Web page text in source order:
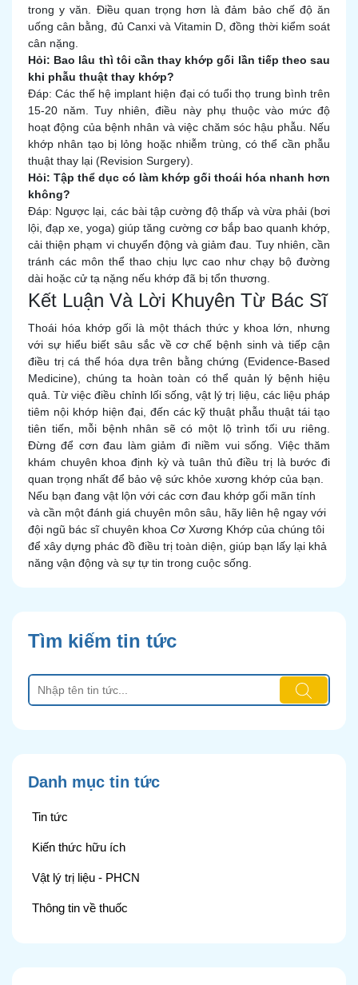
trong y văn. Điều quan trọng hơn là đảm bảo chế độ ăn
uống cân bằng, đủ Canxi và Vitamin D, đồng thời kiểm soát
cân nặng.
Hỏi: Bao lâu thì tôi cần thay khớp gối lần tiếp theo sau
khi phẫu thuật thay khớp?
Đáp: Các thế hệ implant hiện đại có tuổi thọ trung bình trên
15-20 năm. Tuy nhiên, điều này phụ thuộc vào mức độ
hoạt động của bệnh nhân và việc chăm sóc hậu phẫu. Nếu
khớp nhân tạo bị lỏng hoặc nhiễm trùng, có thể cần phẫu
thuật thay lại (Revision Surgery).
Hỏi: Tập thể dục có làm khớp gối thoái hóa nhanh hơn
không?
Đáp: Ngược lại, các bài tập cường độ thấp và vừa phải (bơi
lội, đạp xe, yoga) giúp tăng cường cơ bắp bao quanh khớp,
cải thiện phạm vi chuyển động và giảm đau. Tuy nhiên, cần
tránh các môn thể thao chịu lực cao như chạy bộ đường
dài hoặc cử tạ nặng nếu khớp đã bị tổn thương.
Kết Luận Và Lời Khuyên Từ Bác Sĩ
Thoái hóa khớp gối là một thách thức y khoa lớn, nhưng
với sự hiểu biết sâu sắc về cơ chế bệnh sinh và tiếp cận
điều trị cá thể hóa dựa trên bằng chứng (Evidence-Based
Medicine), chúng ta hoàn toàn có thể quản lý bệnh hiệu
quả. Từ việc điều chỉnh lối sống, vật lý trị liệu, các liệu pháp
tiêm nội khớp hiện đại, đến các kỹ thuật phẫu thuật tái tạo
tiên tiến, mỗi bệnh nhân sẽ có một lộ trình tối ưu riêng.
Đừng để cơn đau làm giảm đi niềm vui sống. Việc thăm
khám chuyên khoa định kỳ và tuân thủ điều trị là bước đi
quan trọng nhất để bảo vệ sức khỏe xương khớp của bạn.
Nếu bạn đang vật lộn với các cơn đau khớp gối mãn tính
và cần một đánh giá chuyên môn sâu, hãy liên hệ ngay với
đội ngũ bác sĩ chuyên khoa Cơ Xương Khớp của chúng tôi
để xây dựng phác đồ điều trị toàn diện, giúp bạn lấy lại khả
năng vận động và sự tự tin trong cuộc sống.
Tìm kiếm tin tức
Danh mục tin tức
Tin tức
Kiến thức hữu ích
Vật lý trị liệu - PHCN
Thông tin về thuốc